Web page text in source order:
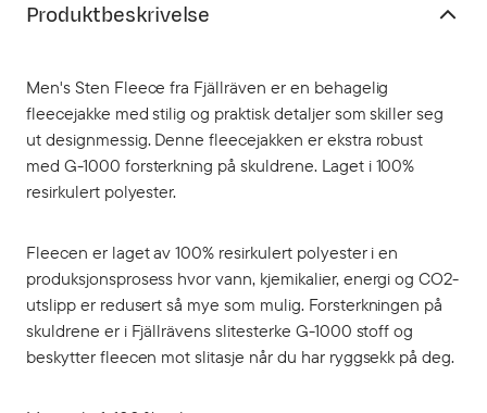
Produktbeskrivelse
Men's Sten Fleece fra Fjällräven er en behagelig
fleecejakke med stilig og praktisk detaljer som skiller seg
ut designmessig. Denne fleecejakken er ekstra robust
med G-1000 forsterkning på skuldrene. Laget i 100%
resirkulert polyester.
Fleecen er laget av 100% resirkulert polyester i en
produksjonsprosess hvor vann, kjemikalier, energi og CO2-
utslipp er redusert så mye som mulig. Forsterkningen på
skuldrene er i Fjällrävens slitesterke G-1000 stoff og
beskytter fleecen mot slitasje når du har ryggsekk på deg.